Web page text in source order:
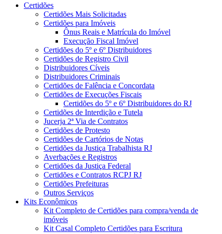
Certidões
Certidões Mais Solicitadas
Certidões para Imóveis
Ônus Reais e Matrícula do Imóvel
Execução Fiscal Imóvel
Certidões do 5º e 6º Distribuidores
Certidões de Registro Civil
Distribuidores Cíveis
Distribuidores Criminais
Certidões de Falência e Concordata
Certidões de Execuções Fiscais
Certidões do 5º e 6º Distribuidores do RJ
Certidões de Interdição e Tutela
Jucerja 2ª Via de Contratos
Certidões de Protesto
Certidões de Cartórios de Notas
Certidões da Justiça Trabalhista RJ
Averbações e Registros
Certidões da Justiça Federal
Certidões e Contratos RCPJ RJ
Certidões Prefeituras
Outros Serviços
Kits Econômicos
Kit Completo de Certidões para compra/venda de
imóveis
Kit Casal Completo Certidões para Escritura